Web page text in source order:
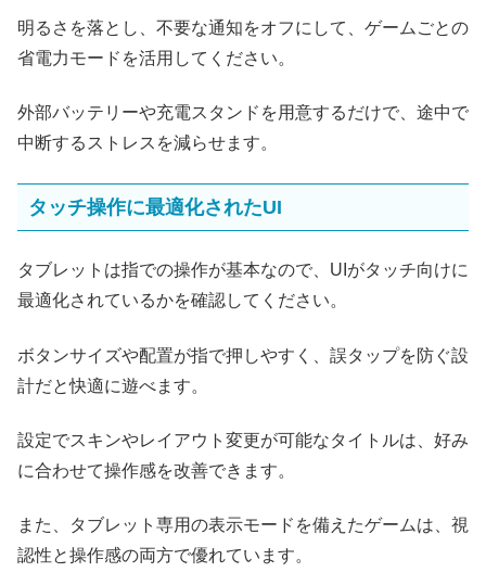
明るさを落とし、不要な通知をオフにして、ゲームごとの
省電力モードを活用してください。
外部バッテリーや充電スタンドを用意するだけで、途中で
中断するストレスを減らせます。
タッチ操作に最適化されたUI
タブレットは指での操作が基本なので、UIがタッチ向けに
最適化されているかを確認してください。
ボタンサイズや配置が指で押しやすく、誤タップを防ぐ設
計だと快適に遊べます。
設定でスキンやレイアウト変更が可能なタイトルは、好み
に合わせて操作感を改善できます。
また、タブレット専用の表示モードを備えたゲームは、視
認性と操作感の両方で優れています。